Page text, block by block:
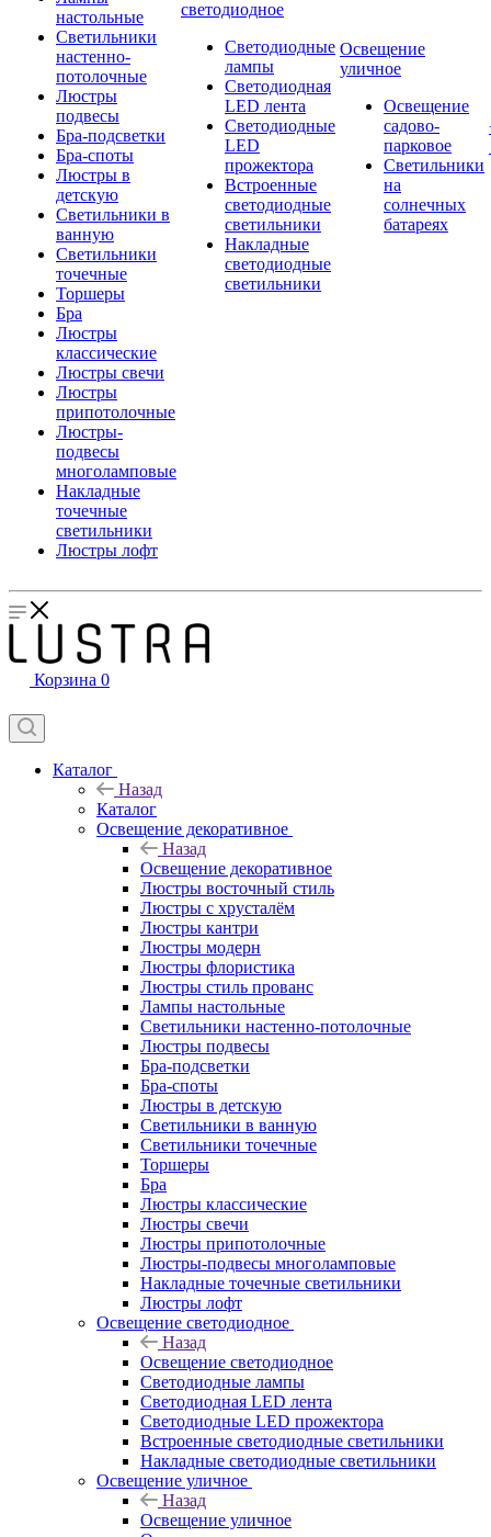
настольные
Светильники
настенно-
потолочные
Люстры
подвесы
Бра-подсветки
Бра-споты
Люстры в
детскую
Светильники в
ванную
Светильники
точечные
Торшеры
Бра
Люстры
классические
Люстры свечи
Люстры
припотолочные
Люстры-
подвесы
многоламповые
Накладные
точечные
светильники
Люстры лофт
светодиодное
Светодиодные
лампы
Светодиодная
LED лента
Светодиодные
LED
прожектора
Встроенные
светодиодные
светильники
Накладные
светодиодные
светильники
Освещение
уличное
Освещение
садово-
парковое
Светильники
на
солнечных
батареях
Корзина 0
Каталог
Назад
Каталог
Освещение декоративное
Назад
Освещение декоративное
Люстры восточный стиль
Люстры с хрусталём
Люстры кантри
Люстры модерн
Люстры флористика
Люстры стиль прованс
Лампы настольные
Светильники настенно-потолочные
Люстры подвесы
Бра-подсветки
Бра-споты
Люстры в детскую
Светильники в ванную
Светильники точечные
Торшеры
Бра
Люстры классические
Люстры свечи
Люстры припотолочные
Люстры-подвесы многоламповые
Накладные точечные светильники
Люстры лофт
Освещение светодиодное
Назад
Освещение светодиодное
Светодиодные лампы
Светодиодная LED лента
Светодиодные LED прожектора
Встроенные светодиодные светильники
Накладные светодиодные светильники
Освещение уличное
Назад
Освещение уличное